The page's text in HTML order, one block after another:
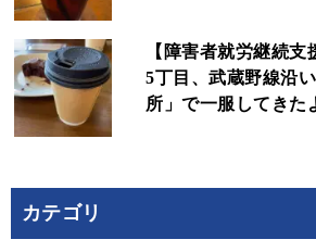
【障害者就労継続
5丁目、武蔵野線沿
所」で一服してきた
カテゴリ